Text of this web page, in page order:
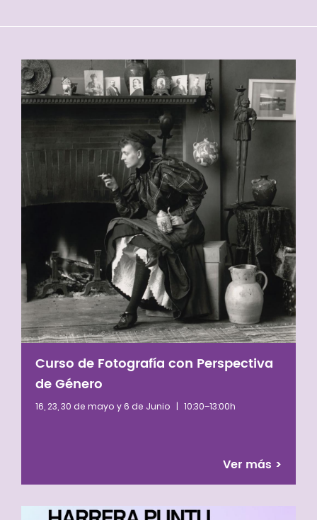
Curso de Fotografía con Perspectiva
de Género
16, 23, 30 de mayo y 6 de Junio | 10:30–13:00h
Ver más >